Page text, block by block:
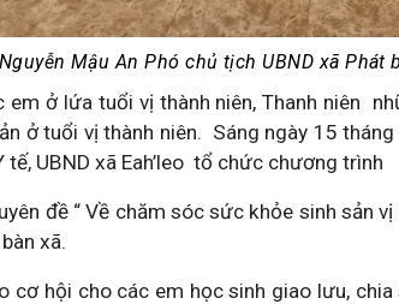
Mậu An Phó chủ tịch UBND xã
ở lứa tuổi vị thành niên, Thanh niên
ở tuổi vị thành niên. Sáng ngày 15
UBND xã Eah’leo tổ chức chương trình
đề “ Về chăm sóc sức khỏe sinh sản
xã.
hội cho các em học sinh giao lưu, chia